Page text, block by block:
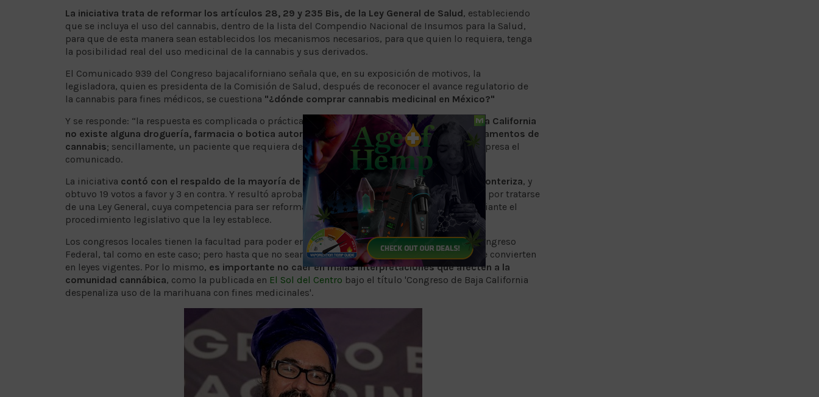
La iniciativa trata de reformar los artículos 28, 29 y 235 Bis, de la Ley General de Salud, estableciendo
que se incluya el uso del cannabis, dentro de la lista del Compendio Nacional de Insumos para la Salud,
para que de esta manera sean establecidos los mecanismos necesarios, para que quien lo requiera, tenga
la posibilidad real del uso medicinal de la cannabis y sus derivados.
El Comunicado 939 del Congreso bajacaliforniano señala que, en su exposición de motivos, la
legisladora, quien es presidenta de la Comisión de Salud, después de reconocer el avance regulatorio de
la cannabis para fines médicos, se cuestiona "¿dónde comprar cannabis medicinal en México?"
Y se responde: “la respuesta es complicada o prácticamente imposible de contestar, así
en Baja California
no existe alguna droguería, farmacia o botica autorizada para suministrar al público medicamentos de
cannabis; sencillamente, un paciente que requiera de tal suministro no podrá conseguirlo”, expresa el
comunicado.
La iniciativa contó con el respaldo de la mayoría de los integrantes de la XXIV Legislatura fronteriza, y
obtuvo 19 votos a favor y 3 en contra. Y resultó aprobada para remitirla al Congreso de la Unión, por tratarse
de una Ley General, cuya competencia para ser reformada es exclusiva de dicha autoridad, mediante el
procedimiento legislativo que la ley establece.
Los congresos locales tienen la facultad para poder enviar propuestas de leyes nacionales al Congreso
Federal, tal como en este caso; pero hasta que no sean aprobadas por el Congreso Federal no se convierten
en leyes vigentes. Por lo mismo, es importante no caer en malas interpretaciones que afecten a la
comunidad cannábica, como la publicada en El Sol del Centro bajo el título 'Congreso de Baja California
despenaliza uso de la marihuana con fines medicinales'.